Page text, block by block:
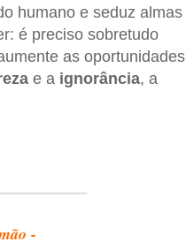
humano e seduz almas
é preciso sobretudo
as oportunidades
e a ignorância, a
-